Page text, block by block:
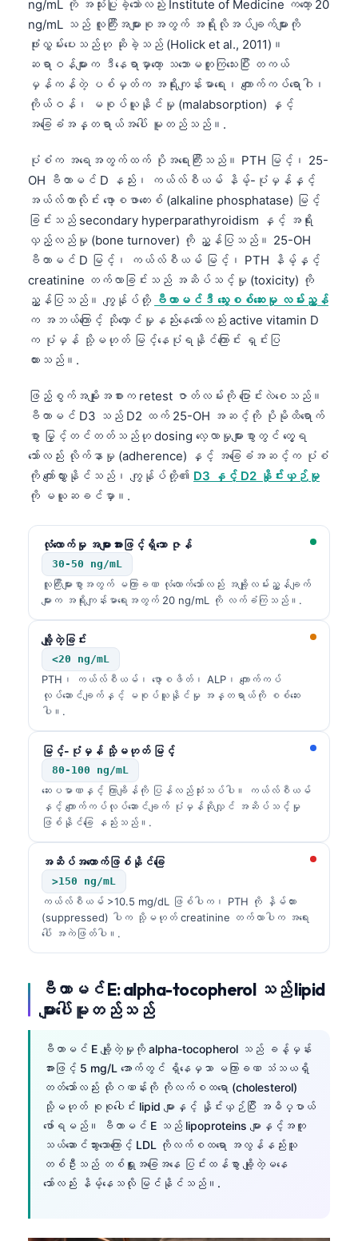
ng/mL ကို အသုံးပြုခဲ့သော်လည်း Institute of Medicine ကတော့ 20
ng/mL သည် လူကြီးအများစုအတွက် အရိုးလိုအပ်ချက်များကို
ဖုံးလွှမ်းပေးသည်ဟု ဆိုခဲ့သည် (Holick et al., 2011)။
ဆရာဝန်များက ဒီနေရာမှာတော့ သဘောမတူကြသေးပြီး တကယ်
မှန်ကန်တဲ့ ပစ်မှတ်က အရိုးကျန်းမာရေး၊ ကျောက်ကပ်ရောဂါ၊
ကိုယ်ဝန်၊ မစုပ်ယူနိုင်မှု (malabsorption) နှင့်
အခြေခံအန္တရာယ်အပေါ် မူတည်သည်။.
ပုံစံက အရေအတွက်ထက် ပိုအရေးကြီးသည်။ PTH မြင့်၊ 25-
OH ဗီတာမင် D နည်း၊ ကယ်လ်စီယမ် နိမ့်-ပုံမှန်နှင့်
အယ်လ်ကာလိုင်း ဖော့စဖာတေးစ် (alkaline phosphatase) မြင့်
ခြင်းသည် secondary hyperparathyroidism နှင့် အရိုး
လှည့်လည်မှု (bone turnover) ကို ညွှန်ပြသည်။ 25-OH
ဗီတာမင် D မြင့်၊ ကယ်လ်စီယမ် မြင့်၊ PTH နိမ့်နှင့်
creatinine တက်လာခြင်းသည် အဆိပ်သင့်မှု (toxicity) ကို
ညွှန်ပြသည်။ ကျွန်ုပ်တို့ ဗီတာမင်ဒီ သွေးစစ်ဆေးမှု လမ်းညွှန်
က အဘယ်ကြောင့် သိုလှောင်မှုနည်းနေသော်လည်း active vitamin D
က ပုံမှန် သို့မဟုတ် မြင့်နေပုံရနိုင်ကြောင်း ရှင်းပြ
ထားသည်။.
ဖြည့်စွက်အမျိုးအစားက retest ဇာတ်လမ်းကို ပြောင်းလဲစေသည်။
ဗီတာမင် D3 သည် D2 ထက် 25-OH အဆင့်ကို ပိုမိုထိရောက်
စွာ မြှင့်တင်တတ်သည်ဟု dosing လေ့လာမှုများစွာတွင် တွေ့ရ
သော်လည်း လိုက်နာမှု (adherence) နှင့် အခြေခံအဆင့်က ပုံစံ
ကို ကျော်လွှားနိုင်သည်၊ ကျွန်ုပ်တို့၏ D3 နှင့် D2 နှိုင်းယှဉ်မှု
ကို မယူဆခင်မှာ။.
လုံလောက်မှု အများအားဖြင့်ရှိသော ဇုန်
30-50 ng/mL
လူကြီးများစွာအတွက် မကြာခဏ လုံလောက်သော်လည်း အချို့လမ်းညွှန်ချက်
များက အရိုးကျန်းမာရေးအတွက် 20 ng/mL ကို လက်ခံကြသည်။.
ချို့တဲ့ခြင်း
<20 ng/mL
PTH၊ ကယ်လ်စီယမ်၊ ဖော့စဖိတ်၊ ALP၊ ကျောက်ကပ်
လုပ်ဆောင်ချက်နှင့် မစုပ်ယူနိုင်မှု အန္တရာယ်ကို စစ်ဆေး
ပါ။.
မြင့်-ပုံမှန် သို့မဟုတ် မြင့်
80-100 ng/mL
ဆေးပမာဏနှင့် ကြာချိန်ကို ပြန်လည်သုံးသပ်ပါ။ ကယ်လ်စီယမ်
နှင့် ကျောက်ကပ်လုပ်ဆောင်ချက် ပုံမှန်ဆိုလျှင် အဆိပ်သင့်မှု
ဖြစ်နိုင်ခြေ နည်းသည်။.
အဆိပ်အတောက်ဖြစ်နိုင်ခြေ
>150 ng/mL
ကယ်လ်စီယမ် >10.5 mg/dL ဖြစ်ပါက၊ PTH ကို နှိမ်ထား
(suppressed) ပါက သို့မဟုတ် creatinine တက်လာပါက အရေး
ပေါ် အကဲဖြတ်ပါ။.
ဗီတာမင် E: alpha-tocopherol သည် lipid
များပေါ်မူတည်သည်
ဗီတာမင် E ချို့တဲ့မှုကို alpha-tocopherol သည် ခန့်မှန်း
အားဖြင့် 5 mg/L အောက်တွင် ရှိနေမှသာ မကြာခဏ သံသယရှိ
တတ်သော်လည်း ထိုဂဏန်းကို ကိုလက်စထရော (cholesterol)
သို့မဟုတ် စုစုပေါင်း lipid များနှင့် နှိုင်းယှဉ်ပြီး အဓိပ္ပာယ်
ဖော်ရမည်။ ဗီတာမင် E သည် lipoproteins များနှင့်အတူ
သယ်ဆောင်သွားသောကြောင့် LDL ကိုလက်စထရော အလွန်နည်းသူ
တစ်ဦးသည် တစ်ရှူးအခြေအနေ ပြင်းထန်စွာ ချို့တဲ့မနေ
သော်လည်း နိမ့်နေသလို မြင်နိုင်သည်။.
Galego
Latviešu valoda
Македонски јазик
Euskara
Gàidhlig
Occitan
العربية المغربية
Afrikaans
ພາສາລາວ
Basa Jawa
Cebuano
ئۇيغۇرچە
Татар теле
Беларуская мова
Esperanto
Frysk
Norsk bokmål